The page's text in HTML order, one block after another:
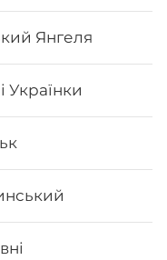
Янгеля
Українки
грам